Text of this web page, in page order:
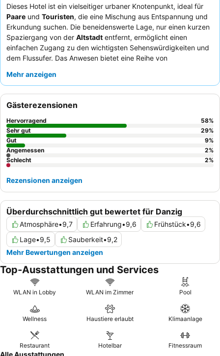
Dieses Hotel ist ein vielseitiger urbaner Knotenpunkt, ideal für
Paare und Touristen, die eine Mischung aus Entspannung und
Erkundung suchen. Die beneidenswerte Lage, nur einen kurzen
Spaziergang von der Altstadt entfernt, ermöglicht einen
einfachen Zugang zu den wichtigsten Sehenswürdigkeiten und
dem Flussufer. Das Anwesen bietet eine Reihe von
ausgestatteten Fitnessraum für Cardio-Workouts. Die Gäste
und das köstliche, abwechslungsreiche Frühstücksbuffet mit
lokalen Spezialitäten und Optionen für verschiedene
Ernährungsbedürfnisse. Für ein einzigartiges Erlebnis sollten Sie
eines der
Umgebung zu erkunden.
Mehr anzeigen
Überdurchschnittlich gut bewertet für Danzig
Atmosphäre•9,7 Erfahrung•9,6 Frühstück•9,6
Lage•9,5 Sauberkeit•9,2
Mehr Bewertungen anzeigen
Gästerezensionen
Hervorragend 58%
Sehr gut
29%
Gut
9%
Angemessen
2%
Schlecht
2%
Rezensionen anzeigen
Top-Ausstattungen und Services
WLAN in Lobby WLAN im Zimmer Pool
Wellness Haustiere erlaubt Klimaanlage
Restaurant Hotelbar Fitnessraum